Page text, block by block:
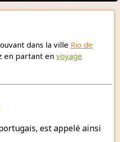
dans la ville Rio de
en partant en voyage
est appelé ainsi